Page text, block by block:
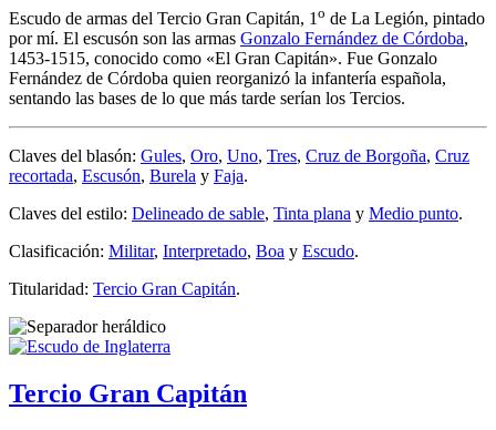
Escudo de armas del Tercio Gran Capitán, 1 o de La Legión, pintado
por mí. El escusón son las armas Gonzalo Fernández de Córdoba,
1453-1515, conocido como «El Gran Capitán». Fue Gonzalo
Fernández de Córdoba quien reorganizó la infantería española,
sentando las bases de lo que más tarde serían los Tercios.
Claves del blasón: Gules, Oro, Uno, Tres, Cruz de Borgoña, Cruz
recortada, Escusón, Burela y Faja.
Claves del estilo: Delineado de sable, Tinta plana y Medio punto.
Clasificación: Militar, Interpretado, Boa y Escudo.
Titularidad: Tercio Gran Capitán.
Tercio Gran Capitán